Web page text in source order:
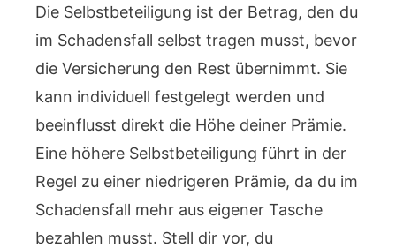
Die Selbstbeteiligung ist der Betrag, den du
im Schadensfall selbst tragen musst, bevor
die Versicherung den Rest übernimmt. Sie
kann individuell festgelegt werden und
beeinflusst direkt die Höhe deiner Prämie.
Eine höhere Selbstbeteiligung führt in der
Regel zu einer niedrigeren Prämie, da du im
Schadensfall mehr aus eigener Tasche
bezahlen musst. Stell dir vor, du